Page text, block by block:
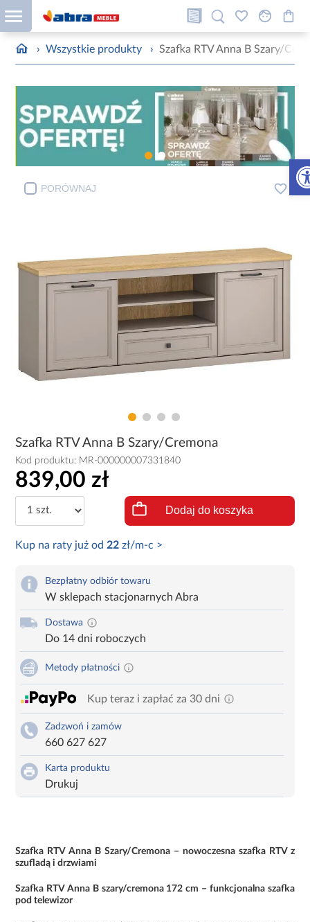
› Wszystkie produkty › Szafka RTV Anna B Szary/
PORÓWNAJ
Szafka RTV Anna B Szary/Cremona
Kod produktu: MR-000000007331840
839,00 zł
Dodaj do koszyka
Kup na raty już od 22 zł/m-c >
Bezpłatny odbiór towaru
W sklepach stacjonarnych Abra
Dostawa
Do 14 dni roboczych
Metody płatności
Kup teraz i zapłać za 30 dni
Zadzwoń i zamów
660 627 627
Karta produktu
Drukuj
Szafka RTV Anna B Szary/Cremona – nowoczesna szafka RTV z
szufladą i drzwiami
Szafka RTV Anna B szary/cremona 172 cm – funkcjonalna szafka
pod telewizor